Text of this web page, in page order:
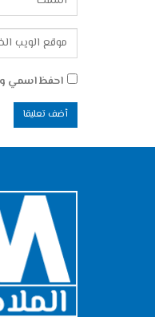
احفظ اسمي